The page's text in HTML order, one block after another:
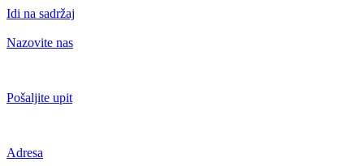
Idi na sadržaj
Nazovite nas
Pošaljite upit
Adresa